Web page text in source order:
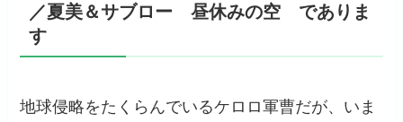
／夏美＆サブロー 昼休みの空 でありま
す
地球侵略をたくらんでいるケロロ軍曹だが、いま